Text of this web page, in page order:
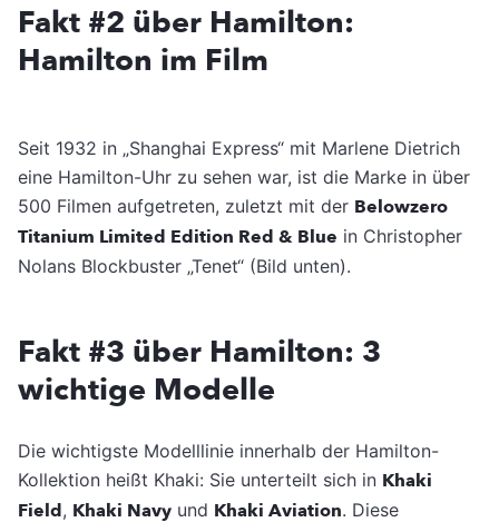
Fakt #2 über Hamilton:
Hamilton im Film
Seit 1932 in „Shanghai Express“ mit Marlene Dietrich
eine Hamilton-Uhr zu sehen war, ist die Marke in über
500 Filmen aufgetreten, zuletzt mit der Belowzero
Titanium Limited Edition Red & Blue in Christopher
Nolans Blockbuster „Tenet“ (Bild unten).
Fakt #3 über Hamilton: 3
wichtige Modelle
Die wichtigste Modelllinie innerhalb der Hamilton-
Kollektion heißt Khaki: Sie unterteilt sich in Khaki
Field, Khaki Navy und Khaki Aviation. Diese